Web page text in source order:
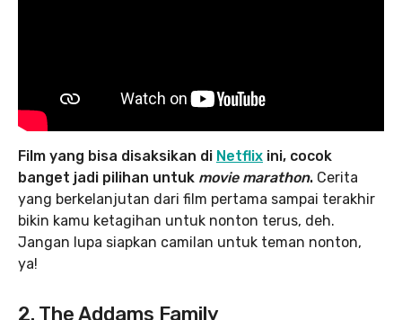
Film yang bisa disaksikan di Netflix ini, cocok
banget jadi pilihan untuk movie marathon. Cerita
yang berkelanjutan dari film pertama sampai terakhir
bikin kamu ketagihan untuk nonton terus, deh.
Jangan lupa siapkan camilan untuk teman nonton,
ya!
2. The Addams Family